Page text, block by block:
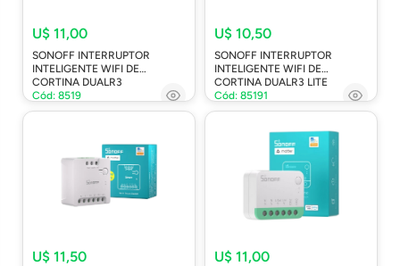
U$ 11,00
SONOFF INTERRUPTOR
INTELIGENTE WIFI DE
CORTINA DUALR3
Cód: 8519
U$ 10,50
SONOFF INTERRUPTOR
INTELIGENTE WIFI DE
CORTINA DUALR3 LITE
Cód: 85191
U$ 11,50 U$ 11,00